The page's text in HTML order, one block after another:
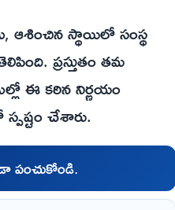
ఆశించిన స్థాయిలో సంస్థ
ప్రస్తుతం తమ
ఈ కఠిన నిర్ణయం
చేశారు.
పంచుకోండి.